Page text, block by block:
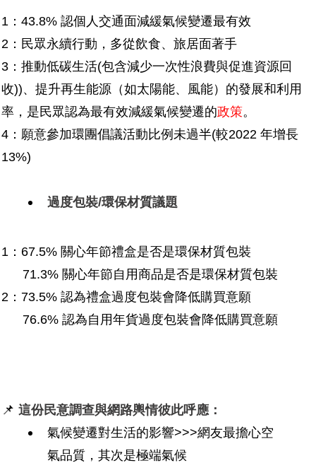
1：43.8% 認個人交通面減緩氣候變遷最有效
2：民眾永續行動，多從飲食、旅居面著手
3：推動低碳生活(包含減少一次性浪費與促進資源回
收))、提升再生能源（如太陽能、風能）的發展和利用
率，是民眾認為最有效減緩氣候變遷的政策。
4：願意參加環團倡議活動比例未過半(較2022 年增長
13%)
過度包裝/環保材質議題
1：67.5% 關心年節禮盒是否是環保材質包裝
71.3% 關心年節自用商品是否是環保材質包裝
2：73.5% 認為禮盒過度包裝會降低購買意願
76.6% 認為自用年貨過度包裝會降低購買意願
📌 這份民意調查與網路輿情彼此呼應：
氣候變遷對生活的影響>>>網友最擔心空
氣品質，其次是極端氣候